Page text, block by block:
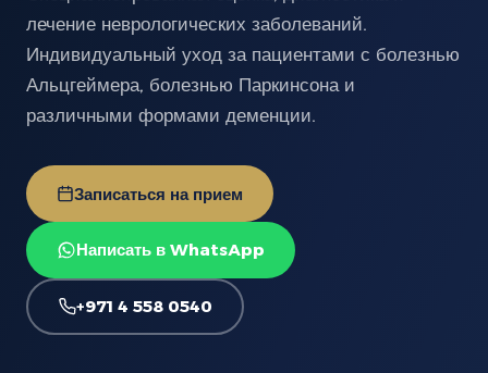
лечение неврологических заболеваний.
Индивидуальный уход за пациентами с болезнью
Альцгеймера, болезнью Паркинсона и
различными формами деменции.
Записаться на прием
Написать в WhatsApp
+971 4 558 0540